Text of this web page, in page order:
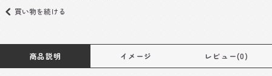
買い物を続ける
商品説明 イメージ レビュー(0)